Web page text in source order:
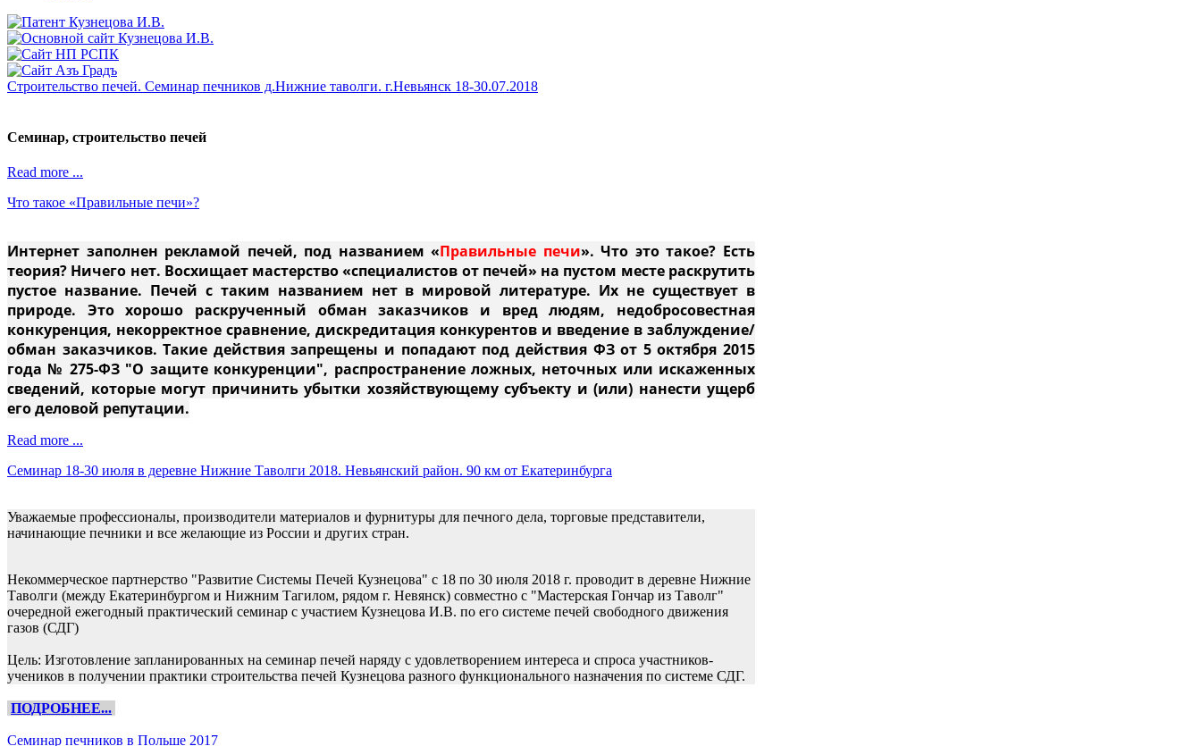
Строительство печей. Семинар печников д.Нижние таволги. г.Невьянск 18-30.07.2018
Семинар, строительство печей
Read more ...
Что такое «Правильные печи»?
Интернет заполнен рекламой печей, под названием «Правильные печи». Что это такое? Есть
теория? Ничего нет. Восхищает мастерство «специалистов от печей» на пустом месте раскрутить
пустое название. Печей с таким названием нет в мировой литературе. Их не существует в
природе. Это хорошо раскрученный обман заказчиков и вред людям, недобросовестная
конкуренция, некорректное сравнение, дискредитация конкурентов и введение в заблуждение/
обман заказчиков. Такие действия запрещены и попадают под действия ФЗ от 5 октября 2015
года № 275-ФЗ "О защите конкуренции", распространение ложных, неточных или искаженных
сведений, которые могут причинить убытки хозяйствующему субъекту и (или) нанести ущерб
его деловой репутации.
Read more ...
Семинар 18-30 июля в деревне Нижние Таволги 2018. Невьянский район. 90 км от Екатеринбурга
Уважаемые профессионалы, производители материалов и фурнитуры для печного дела, торговые представители,
начинающие печники и все желающие из России и других стран.
Некоммерческое партнерство "Развитие Системы Печей Кузнецова" с 18 по 30 июля 2018 г. проводит в деревне Нижние
Таволги (между Екатеринбургом и Нижним Тагилом, рядом г. Невянск) совместно с "Мастерская Гончар из Таволг"
очередной ежегодный практический семинар с участием Кузнецова И.В. по его системе печей свободного движения
газов (СДГ)
Цель: Изготовление запланированных на семинар печей наряду с удовлетворением интереса и спроса участников-
учеников в получении практики строительства печей Кузнецова разного функционального назначения по системе СДГ.
ПОДРОБНЕЕ...
Семинар печников в Польше 2017